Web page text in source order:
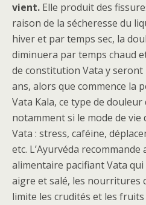
vient. Elle produit des
raison de la sécheresse du
hiver et par temps sec, la
diminuera par temps chaud
de constitution Vata y seront
ans, alors que commence la
Vata Kala, ce type de
notamment si le mode de
Vata : stress, caféine,
etc. L’Ayurvéda
alimentaire pacifiant Vata
aigre et salé, les nourritures
limite les crudités et les fruits